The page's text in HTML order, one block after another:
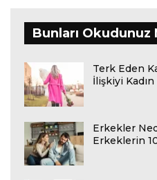
Bunları Okudunuz
Terk Eden
İlişkiyi
Erkekler
Erkeklerin